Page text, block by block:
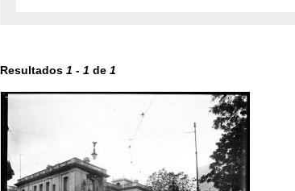
Resultados 1 - 1 de 1